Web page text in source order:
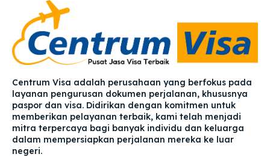
Centrum Visa adalah perusahaan yang berfokus pada
layanan pengurusan dokumen perjalanan, khususnya
paspor dan visa. Didirikan dengan komitmen untuk
memberikan pelayanan terbaik, kami telah menjadi
mitra terpercaya bagi banyak individu dan keluarga
dalam mempersiapkan perjalanan mereka ke luar
negeri.